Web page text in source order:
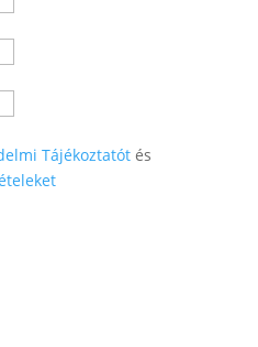
Tájékoztatótés